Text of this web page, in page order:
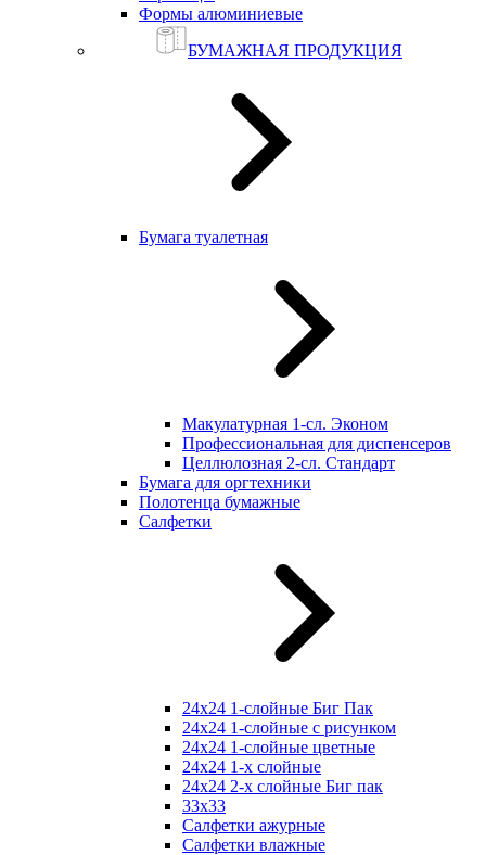
Формы алюминиевые
БУМАЖНАЯ ПРОДУКЦИЯ
Бумага туалетная
Макулатурная 1-сл. Эконом
Профессиональная для диспенсеров
Целлюлозная 2-сл. Стандарт
Бумага для оргтехники
Полотенца бумажные
Салфетки
24х24 1-слойные Биг Пак
24х24 1-слойные с рисунком
24х24 1-слойные цветные
24х24 1-х слойные
24х24 2-х слойные Биг пак
33х33
Салфетки ажурные
Салфетки влажные